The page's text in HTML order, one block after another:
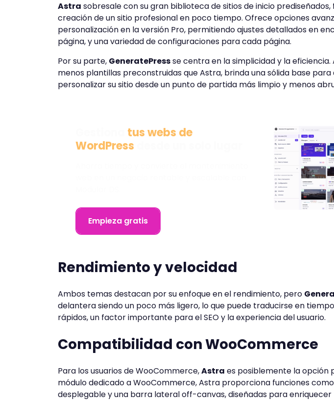
Astra sobresale con su gran biblioteca de sitios de inicio
creación de un sitio profesional en poco tiempo. Ofrece opciones
personalización en la versión Pro, permitiendo ajustes detallados en
página, y una variedad de configuraciones para cada página.
Por su parte, GeneratePressse centra en la simplicidad y la
menos plantillas preconstruidas que Astra, brinda una sólida base para
personalizar su sitio desde un punto de partida más limpio y menos
tus webs de
WordPress
Empieza gratis
Rendimiento y velocidad
Ambos temas destacan por su enfoque en el rendimiento, pero
delantera siendo un poco más ligero, lo que puede traducirse en
rápidos, un factor importante para el SEO y la experiencia del usuario.
Compatibilidad con WooCommerce
Para los usuarios de WooCommerce,Astra es posiblemente la opción
módulo dedicado a WooCommerce, Astra proporciona funciones
desplegable y una barra lateral off-canvas, diseñadas para enriquecer